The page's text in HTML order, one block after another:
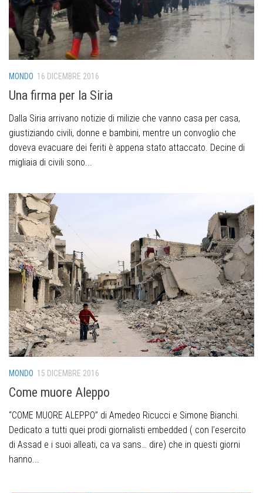
MONDO 16 DICEMBRE 2016
Una firma per la Siria
Dalla Siria arrivano notizie di milizie che vanno casa per casa,
giustiziando civili, donne e bambini, mentre un convoglio che
doveva evacuare dei feriti è appena stato attaccato. Decine di
migliaia di civili sono...
MONDO 15 DICEMBRE 2016
Come muore Aleppo
“COME MUORE ALEPPO” di Amedeo Ricucci e Simone Bianchi.
Dedicato a tutti quei prodi giornalisti embedded ( con l’esercito
di Assad e i suoi alleati, ca va sans… dire) che in questi giorni
hanno...